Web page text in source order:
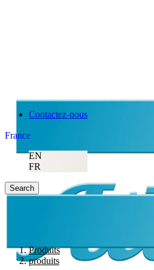
Contactez-nous
France
EN
FR
Search
Produits
produits